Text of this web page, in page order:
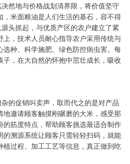
然地与价格战划清界限，将价值坚守
米面粮油是人们生活的基石，容不得
头抓起，与优质产区的农户建立了紧
上，技术人员耐心指导农户采用传统与
种、科学施肥、绿色防控病虫害。每
，在大自然的怀抱中茁壮成长，吸收
的促销叫卖声，取而代之的是对产品
邀请顾客触摸刚碾磨的大米，感受那
筋度特点，帮助顾客挑选最适合制作
溯源系统让顾客只需轻轻扫码，就能
过程、加工工艺等信息，真正做到吃